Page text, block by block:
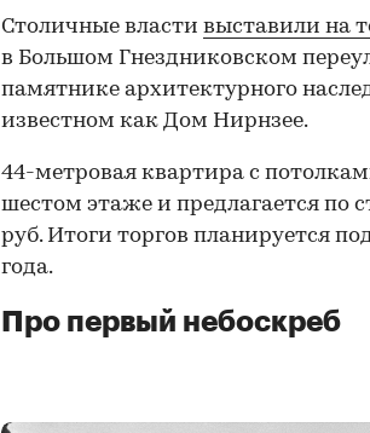
Столичные власти выставили на
в Большом Гнездниковском
памятнике архитектурного
известном как Дом Нирнзее.
44-метровая квартира с
шестом этаже и предлагается по
руб. Итоги торгов планируется
года.
Про первый небоскреб